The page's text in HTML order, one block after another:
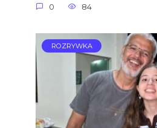
0 84
ROZRYWKA